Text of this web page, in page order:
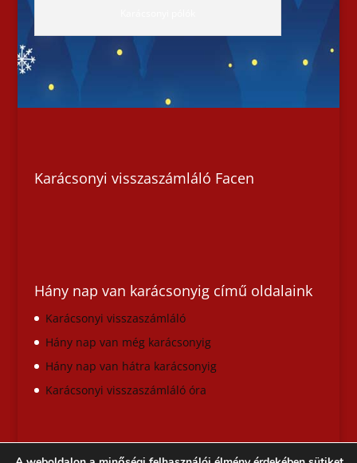
Karácsonyi visszaszámláló Facen
Hány nap van karácsonyig című oldalaink
Karácsonyi visszaszámláló
Hány nap van még karácsonyig
Hány nap van hátra karácsonyig
Karácsonyi visszaszámláló óra